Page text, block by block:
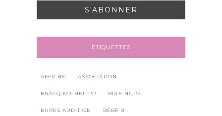
ETIQUETTES
AFFICHE ASSOCIATION
BRACQ MICHEL RP BROCHURE
BURES AUDITION BÉBÉ 9